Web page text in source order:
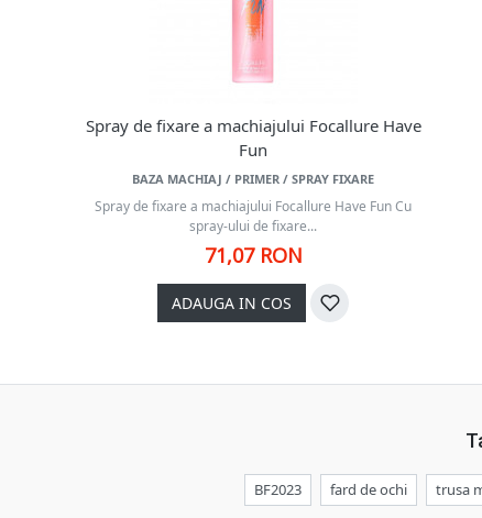
Spray de fixare a machiajului Focallure Have
Fun
BAZA MACHIAJ / PRIMER / SPRAY FIXARE
Spray de fixare a machiajului Focallure Have Fun Cu
spray-ului de fixare...
71,07 RON
ADAUGA IN COS
BF2023 fard de ochi trusa